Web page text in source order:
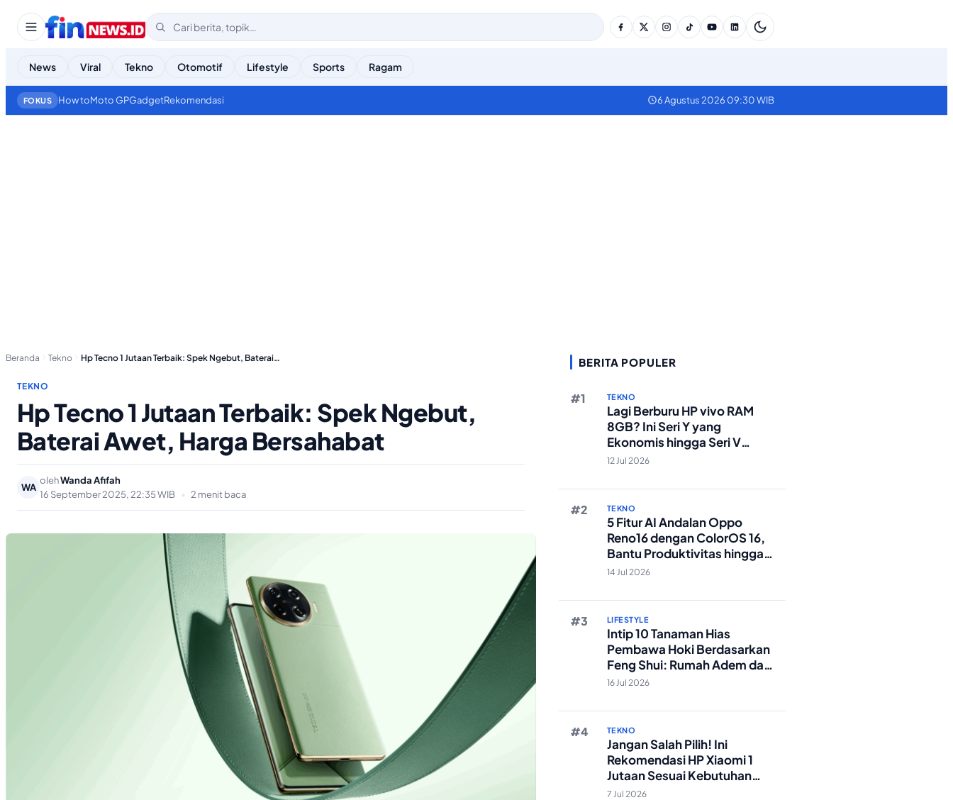
News Viral Tekno Otomotif Lifestyle Sports Ragam
FOKUS How toMoto GPGadgetRekomendasi 6 Agustus 2026 09:30 WIB
Beranda Tekno Hp Tecno 1 Jutaan Terbaik: Spek Ngebut, Baterai…
TEKNO
Hp Tecno 1 Jutaan Terbaik: Spek Ngebut,
Baterai Awet, Harga Bersahabat
WA
olehWanda Afifah
16 September 2025, 22:35 WIB
• 2 menit baca
BERITA POPULER
TEKNO
Lagi Berburu HP vivo RAM
8GB? Ini Seri Y yang
Ekonomis hingga Seri V
Berstandar Militer!
12 Jul 2026
TEKNO
5 Fitur AI Andalan Oppo
Reno16 dengan ColorOS 16,
Bantu Produktivitas hingga
Edit Foto Lebih Praktis
14 Jul 2026
LIFESTYLE
Intip 10 Tanaman Hias
Pembawa Hoki Berdasarkan
Feng Shui: Rumah Adem dan
Rezeki Lancar!
16 Jul 2026
TEKNO
Jangan Salah Pilih! Ini
Rekomendasi HP Xiaomi 1
Jutaan Sesuai Kebutuhan
Anda
7 Jul 2026